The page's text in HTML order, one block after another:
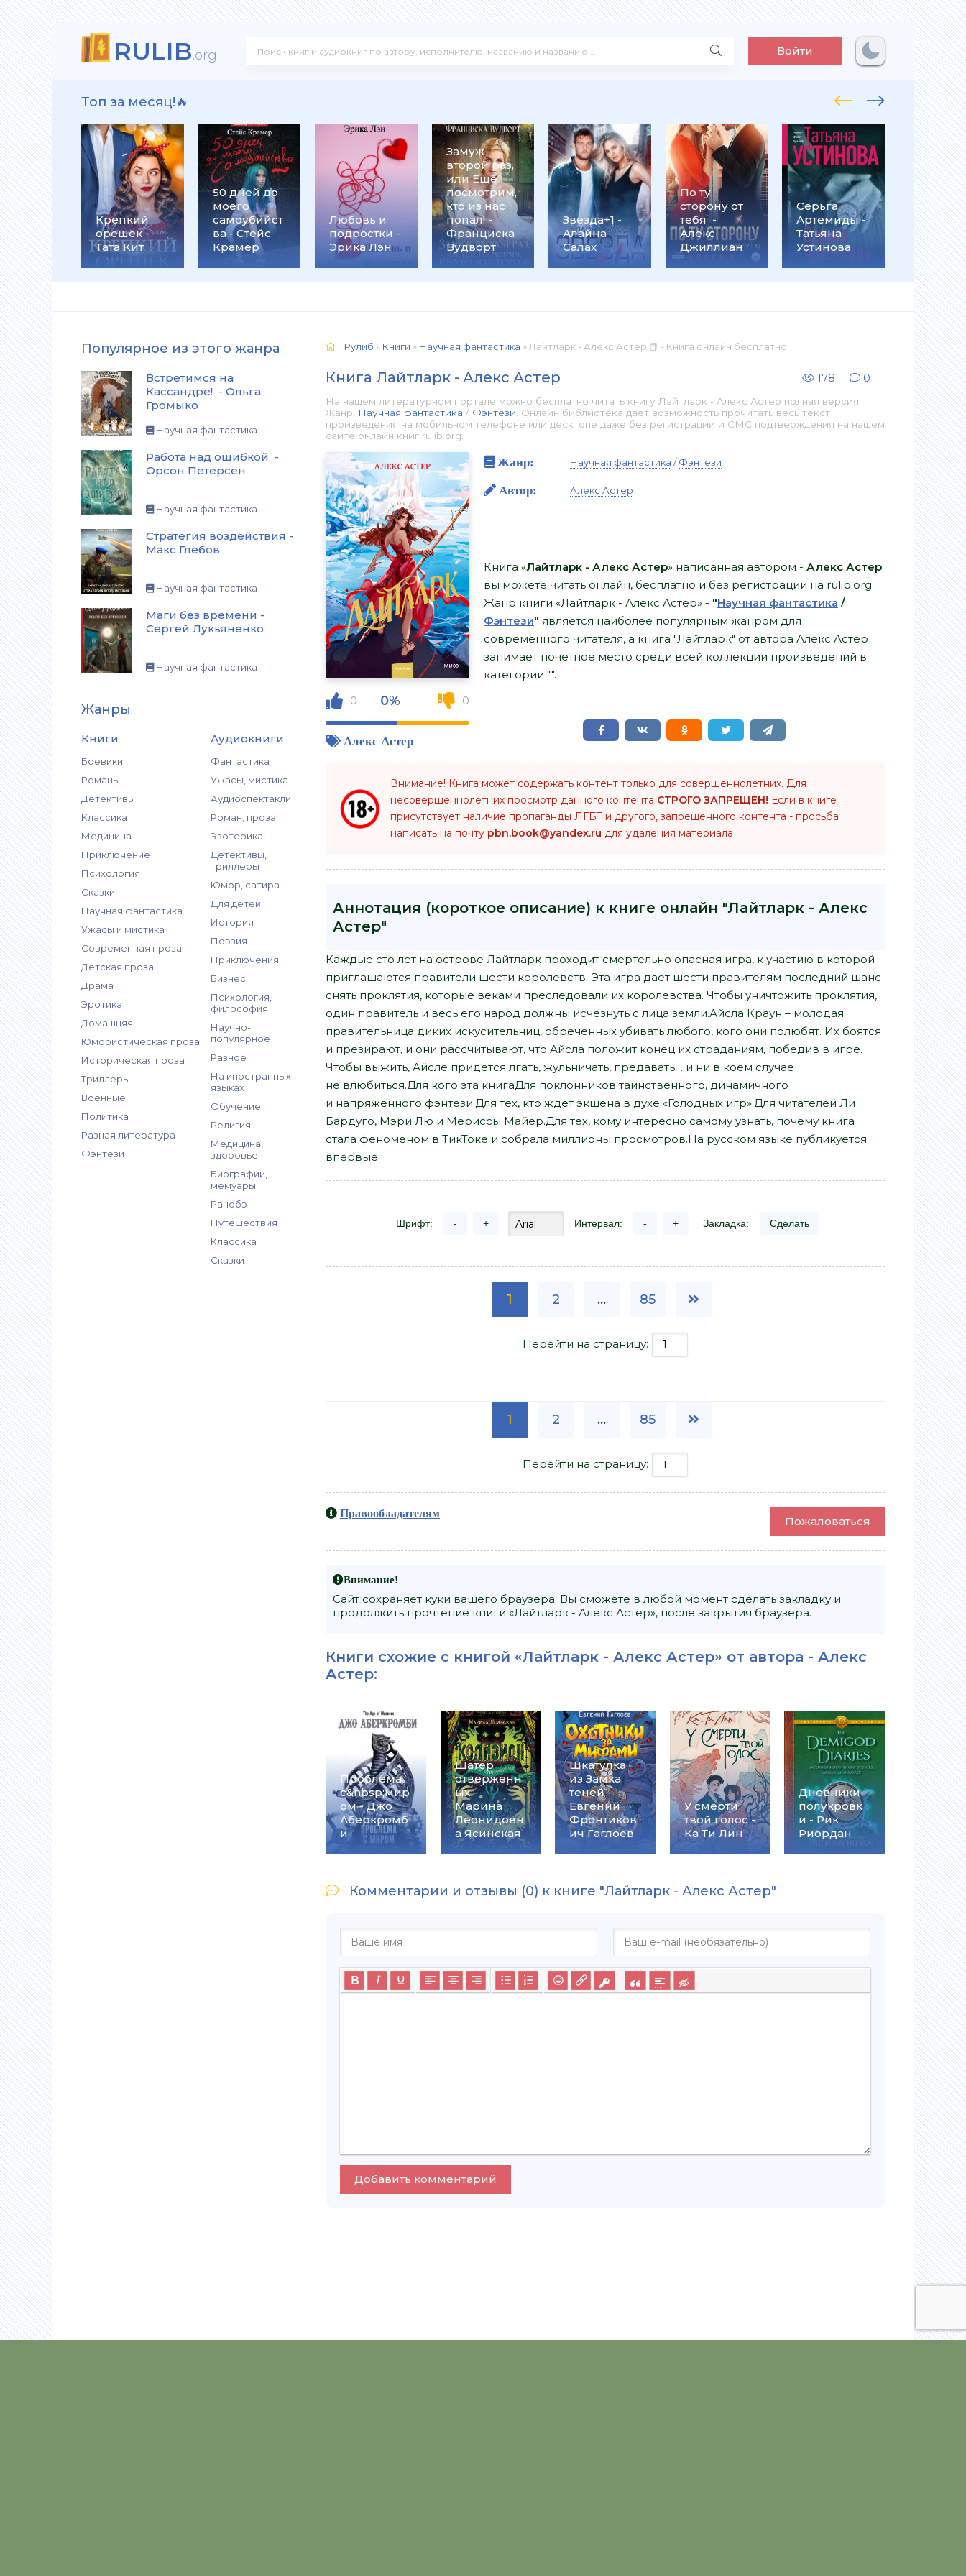
RULIB.org Войти
Топ за месяц!🔥
Крепкий
орешек -
Тата Кит
50 дней до
моего
самоубийст
ва - Стейс
Крамер
Любовь и
подростки -
Эрика Лэн
Замуж
второй раз,
или Ещё
посмотрим,
кто из нас
попал! -
Франциска
Вудворт
Звезда+1 -
Алайна
Салах
По ту
сторону от
тебя -
Алекс
Джиллиан
Серьга
Артемиды -
Татьяна
Устинова
на
- Ольга
Громыко
Популярное из этого жанра
Встретимся на
Кассандре! - Ольга
Громыко
Научная фантастика
Работа над ошибкой -
Орсон Петерсен
Научная фантастика
Стратегия воздействия -
Макс Глебов
Научная фантастика
Маги без времени -
Сергей Лукьяненко
Научная фантастика
Жанры
Книги
Боевики
Романы
Детективы
Классика
Медицина
Приключение
Психология
Сказки
Научная фантастика
Ужасы и мистика
Современная проза
Детская проза
Драма
Эротика
Домашняя
Юмористическая проза
Историческая проза
Триллеры
Военные
Политика
Разная литература
Фэнтези
Аудиокниги
Фантастика
Ужасы, мистика
Аудиоспектакли
Роман, проза
Эзотерика
Детективы,
триллеры
Юмор, сатира
Для детей
История
Поэзия
Приключения
Бизнес
Психология,
философия
Научно-
популярное
Разное
На иностранных
языках
Обучение
Религия
Медицина,
здоровье
Биографии,
мемуары
Ранобэ
Путешествия
Классика
Сказки
Рулиб » Книги » Научная фантастика » Лайтларк - Алекс Астер 📕 - Книга онлайн бесплатно
Книга Лайтларк - Алекс Астер 178 0
На нашем литературном портале можно бесплатно читать книгу Лайтларк - Алекс Астер полная версия.
Жанр: Научная фантастика / Фэнтези . Онлайн библиотека дает возможность прочитать весь текст
произведения на мобильном телефоне или десктопе даже без регистрации и СМС подтверждения на нашем
сайте онлайн книг rulib.org.
0 0% 0
Алекс Астер
Жанр: Научная фантастика /Фэнтези
Автор: Алекс Астер
Книга «Лайтларк - Алекс Астер» написанная автором - Алекс Астер
вы можете читать онлайн, бесплатно и без регистрации на rulib.org.
Жанр книги «Лайтларк - Алекс Астер» - "Научная фантастика /
Фэнтези" является наиболее популярным жанром для
современного читателя, а книга "Лайтларк" от автора Алекс Астер
занимает почетное место среди всей коллекции произведений в
категории "".
Внимание! Книга может содержать контент только для совершеннолетних. Для
несовершеннолетних просмотр данного контента СТРОГО ЗАПРЕЩЕН! Если в книге
присутствует наличие пропаганды ЛГБТ и другого, запрещенного контента - просьба
написать на почту pbn.book@yandex.ru для удаления материала
Аннотация (короткое описание) к книге онлайн "Лайтларк - Алекс
Астер"
Каждые сто лет на острове Лайтларк проходит смертельно опасная игра, к участию в которой
приглашаются правители шести королевств. Эта игра дает шести правителям последний шанс
снять проклятия, которые веками преследовали их королевства. Чтобы уничтожить проклятия,
один правитель и весь его народ должны исчезнуть с лица земли.Айсла Краун – молодая
правительница диких искусительниц, обреченных убивать любого, кого они полюбят. Их боятся
и презирают, и они рассчитывают, что Айсла положит конец их страданиям, победив в игре.
Чтобы выжить, Айсле придется лгать, жульничать, предавать… и ни в коем случае
не влюбиться.Для кого эта книгаДля поклонников таинственного, динамичного
и напряженного фэнтези.Для тех, кто ждет экшена в духе «Голодных игр».Для читателей Ли
Бардуго, Мэри Лю и Мериссы Майер.Для тех, кому интересно самому узнать, почему книга
стала феноменом в ТикТоке и собрала миллионы просмотров.На русском языке публикуется
впервые.
Шрифт: - + Интервал: - + Закладка: Сделать
1 2 ... 85
Перейти на страницу:
1 2 ... 85
Перейти на страницу:
Правообладателям
Пожаловаться
Внимание!
Сайт сохраняет куки вашего браузера. Вы сможете в любой момент сделать закладку и
продолжить прочтение книги «Лайтларк - Алекс Астер», после закрытия браузера.
Книги схожие с книгой «Лайтларк - Алекс Астер» от автора - Алекс
Астер:
Проблема
с&nbsp;мир
ом - Джо
Аберкромб
и
Шатер
отверженн
ых -
Марина
Леонидовн
а Ясинская
Шкатулка
из Замка
теней -
Евгений
Фронтиков
ич Гаглоев
У смерти
твой голос -
Ка Ти Лин
Дневники
полукровк
и - Рик
Риордан
Комментарии и отзывы (0) к книге "Лайтларк - Алекс Астер"
Добавить комментарий
- Ольга Громыко
Петерсен
Глебов
Лукьяненко